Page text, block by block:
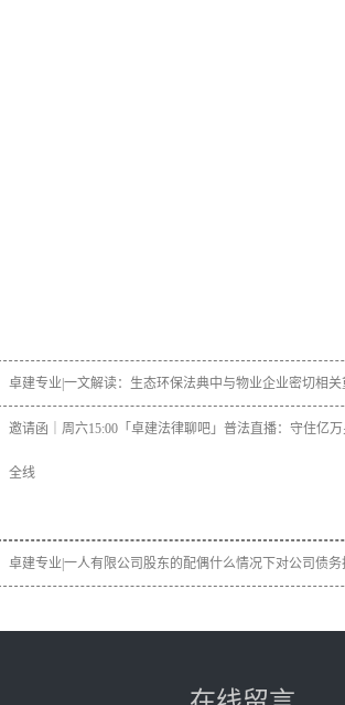
卓建专业|一文解读：生态环保法典中与物业企业密切相
邀请函｜周六15:00「卓建法律聊吧」普法直播：守住亿
全线
卓建专业|一人有限公司股东的配偶什么情况下对公司债务